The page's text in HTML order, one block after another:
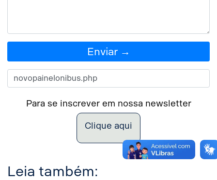
Enviar →
Para se inscrever em nossa newsletter
Clique aqui
Leia também: